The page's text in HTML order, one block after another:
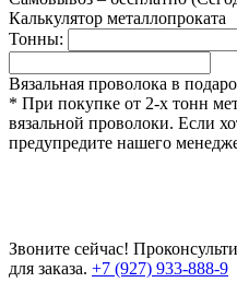
Калькулятор металлопроката
Тонны:
Вязальная проволока в
* При покупке от 2-х тонн
вязальной проволоки. Если
предупредите нашего
Звоните сейчас!
для заказа. +7 (927) 933-888-9